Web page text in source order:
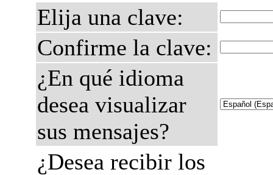
Elija una clave:
Confirme la clave:
¿En qué idioma
desea visualizar
sus mensajes?
¿Desea recibir los